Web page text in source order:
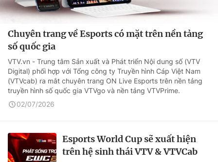
Chuyên trang về Esports có mặt trên nền tảng
số quốc gia
VTV.vn - Trung tâm Sản xuất và Phát triển Nội dung số (VTV
Digital) phối hợp với Tổng công ty Truyền hình Cáp Việt Nam
(VTVcab) ra mắt chuyên trang ON Live Esports trên nền tảng
truyền hình số quốc gia VTVgo và nền tảng VTVPrime.
02/07/2026
Esports World Cup sẽ xuất hiện
trên hệ sinh thái VTV & VTVCab